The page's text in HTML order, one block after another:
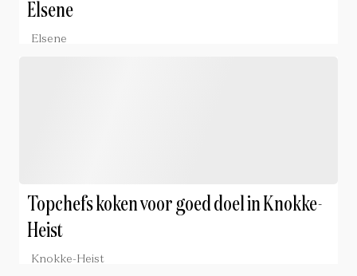
Elsene
Elsene
Topchefs koken voor goed doel in Knokke-
Heist
Knokke-Heist